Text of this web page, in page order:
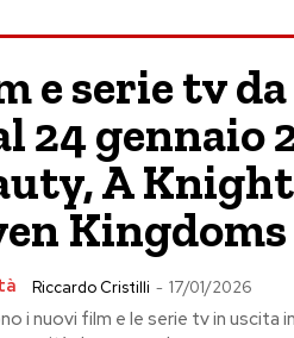
e serie tv
24 gennaio
A
Kingdoms
Riccardo Cristilli - 17/01/2026
i nuovi film e le serie tv in uscita